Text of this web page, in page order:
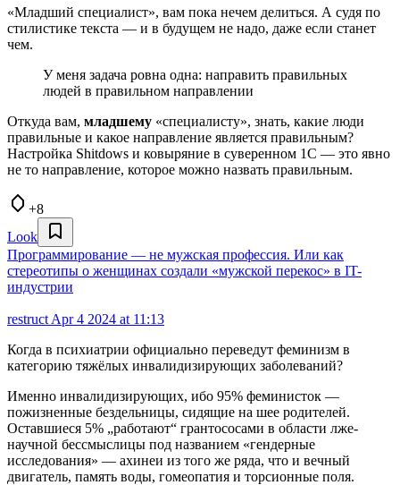
«Младший специалист», вам пока нечем делиться. А судя по
стилистике текста — и в будущем не надо, даже если станет
чем.
У меня задача ровна одна: направить правильных
людей в правильном направлении
Откуда вам, младшему «специалисту», знать, какие люди
правильные и какое направление является правильным?
Настройка Shitdows и ковыряние в суверенном 1С — это явно
не то направление, которое можно назвать правильным.
+8
Look
Программирование — не мужская профессия. Или как
стереотипы о женщинах создали «мужской перекос» в IT-
индустрии
restruct Apr 4 2024 at 11:13
Когда в психиатрии официально переведут феминизм в
категорию тяжёлых инвалидизирующих заболеваний?
Именно инвалидизирующих, ибо 95% феминисток —
пожизненные бездельницы, сидящие на шее родителей.
Оставшиеся 5% „работают“ грантососами в области лже-
научной бессмыслицы под названием «гендерные
исследования» — ахинеи из того же ряда, что и вечный
двигатель, память воды, гомеопатия и торсионные поля.